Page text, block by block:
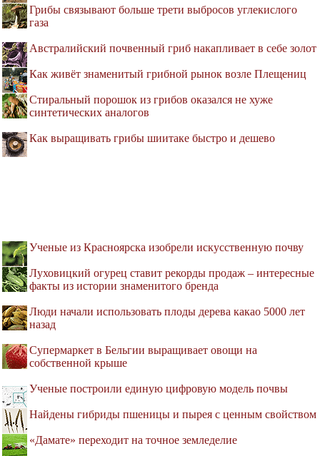
Грибы связывают больше трети выбросов углекислого
газа
Австралийский почвенный гриб накапливает в себе золот
Как живёт знаменитый грибной рынок возле Плещениц
Стиральный порошок из грибов оказался не хуже
синтетических аналогов
Как выращивать грибы шиитаке быстро и дешево
Ученые из Красноярска изобрели искусственную почву
Луховицкий огурец ставит рекорды продаж – интересные
факты из истории знаменитого бренда
Люди начали использовать плоды дерева какао 5000 лет
назад
Супермаркет в Бельгии выращивает овощи на
собственной крыше
Ученые построили единую цифровую модель почвы
Найдены гибриды пшеницы и пырея с ценным свойством
«Дамате» переходит на точное земледелие